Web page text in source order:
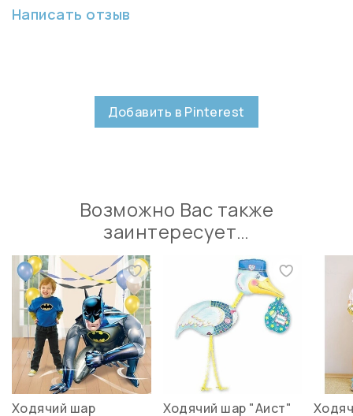
Написать отзыв
Добавить в Pinterest
Возможно Вас также
заинтересует…
Ходячий шар
Ходячий шар "Аист"